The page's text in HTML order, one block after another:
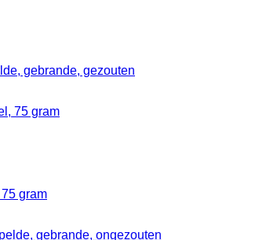
gebrande, gezouten
gram